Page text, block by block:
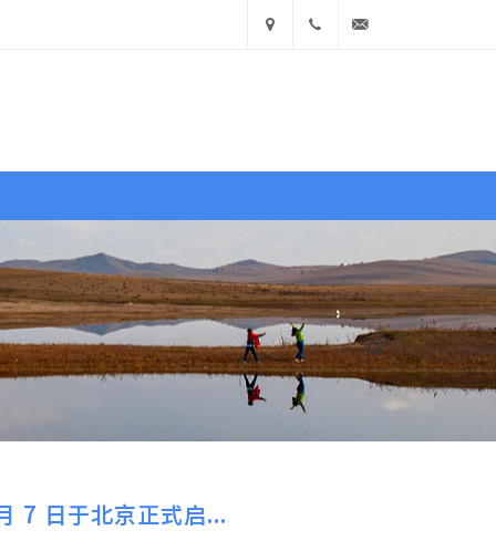
东省济
南市历
下区舜
耕路
14号
1551
文献 图库 商城
作品 视界 大赛 资源 文献
7 日于北京正式启...